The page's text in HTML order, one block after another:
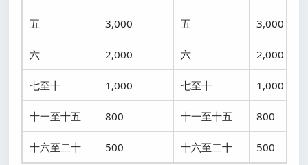
五 3,000 五 3,000
六 2,000 六 2,000
七至十 1,000 七至十 1,000
十一至十五 800 十一至十五 800
十六至二十 500 十六至二十 500